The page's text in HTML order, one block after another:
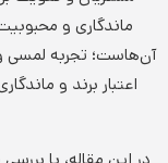
ماندگاری و
آن‌هاست؛ تجربه لمسی
اعتبار برند و